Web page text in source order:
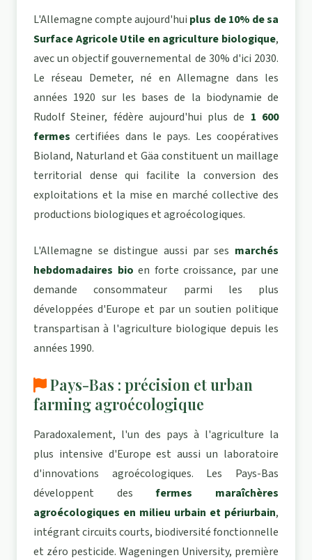
L'Allemagne compte aujourd'hui plus de 10% de sa
Surface Agricole Utile en agriculture biologique,
avec un objectif gouvernemental de 30% d'ici 2030.
Le réseau Demeter, né en Allemagne dans les
années 1920 sur les bases de la biodynamie de
Rudolf Steiner, fédère aujourd'hui plus de 1 600
fermes certifiées dans le pays. Les coopératives
Bioland, Naturland et Gäa constituent un maillage
territorial dense qui facilite la conversion des
exploitations et la mise en marché collective des
productions biologiques et agroécologiques.
L'Allemagne se distingue aussi par ses marchés
hebdomadaires bio en forte croissance, par une
demande consommateur parmi les plus
développées d'Europe et par un soutien politique
transpartisan à l'agriculture biologique depuis les
années 1990.
Pays-Bas : précision et urban
farming agroécologique
Paradoxalement, l'un des pays à l'agriculture la
plus intensive d'Europe est aussi un laboratoire
d'innovations agroécologiques. Les Pays-Bas
développent desfermes maraîchères
agroécologiques en milieu urbain et périurbain,
intégrant circuits courts, biodiversité fonctionnelle
et zéro pesticide. Wageningen University, première